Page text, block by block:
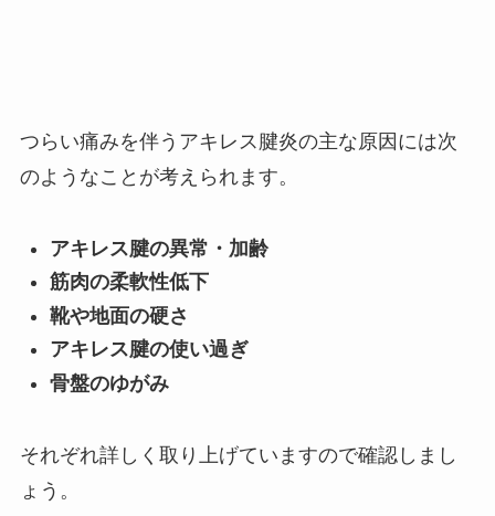
つらい痛みを伴うアキレス腱炎の主な原因には次
のようなことが考えられます。
アキレス腱の異常・加齢
筋肉の柔軟性低下
靴や地面の硬さ
アキレス腱の使い過ぎ
骨盤のゆがみ
それぞれ詳しく取り上げていますので確認しまし
ょう。